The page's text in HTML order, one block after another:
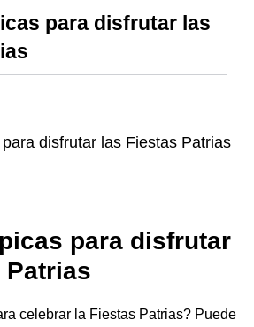
para disfrutar las
para disfrutar
Patrias
celebrar la Fiestas Patrias? Puede